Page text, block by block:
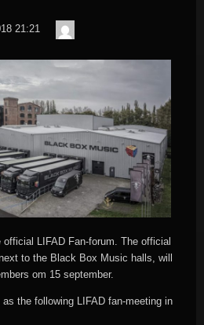
21:21
Meister
LIFAD Fan-forum. The official
to the Black Box Music halls, will
om 15 september.
the following LIFAD fan-meeting in